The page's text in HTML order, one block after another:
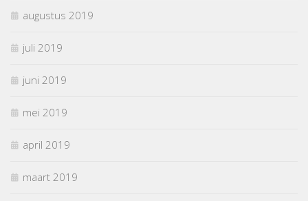
augustus 2019
juli 2019
juni 2019
mei 2019
april 2019
maart 2019